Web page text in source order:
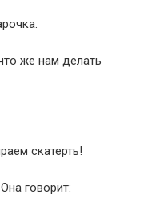
же нам делать
скатерть!
говорит: